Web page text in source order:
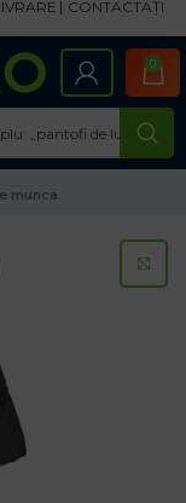
CONTACTAȚI
0
munca